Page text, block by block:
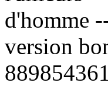
d'homme
version